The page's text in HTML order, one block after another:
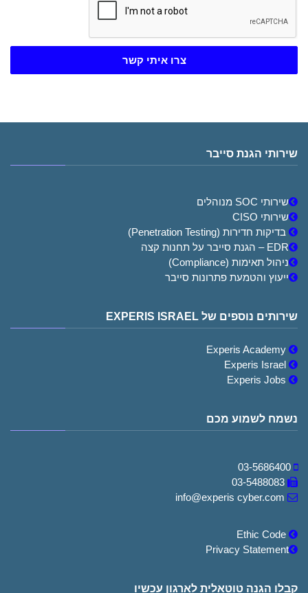
צרו איתי קשר
שירותי הגנת סייבר
שירותי SOC מנוהלים
שירותי CISO
בדיקות חדירות (Penetration Testing)
EDR – הגנת סייבר על תחנות קצה
ניהול תאימות (Compliance)
ייעוץ והטמעת פתרונות סייבר
שירותים נוספים של EXPERIS ISRAEL
נשמח לשמוע מכם
03-5686400
03-5488083
info@experis cyber.com
Privacy Statement
קבלו הגנה טוטאלית לארגון עכשיו